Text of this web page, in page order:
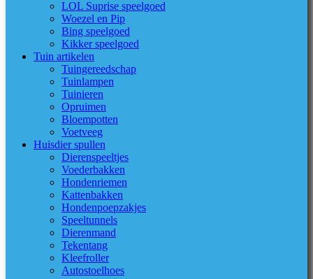
LOL Suprise speelgoed
Woezel en Pip
Bing speelgoed
Kikker speelgoed
Tuin artikelen
Tuingereedschap
Tuinlampen
Tuinieren
Opruimen
Bloempotten
Voetveeg
Huisdier spullen
Dierenspeeltjes
Voederbakken
Hondenriemen
Kattenbakken
Hondenpoepzakjes
Speeltunnels
Dierenmand
Tekentang
Kleefroller
Autostoelhoes